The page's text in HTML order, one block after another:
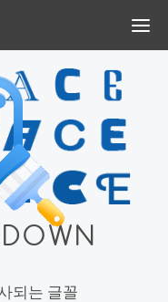
되는 글꼴